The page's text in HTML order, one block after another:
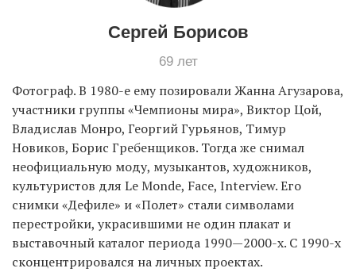
Сергей Борисов
69 лет
Фотограф. В 1980-е ему позировали Жанна Агузарова,
участники группы «Чемпионы мира», Виктор Цой,
Владислав Монро, Георгий Гурьянов, Тимур
Новиков, Борис Гребенщиков. Тогда же снимал
неофициальную моду, музыкантов, художников,
культуристов для Le Monde, Face, Interview. Его
снимки «Дефиле» и «Полет» стали символами
перестройки, украсившими не один плакат и
выставочный каталог периода 1990—2000-х. С 1990-х
сконцентрировался на личных проектах.